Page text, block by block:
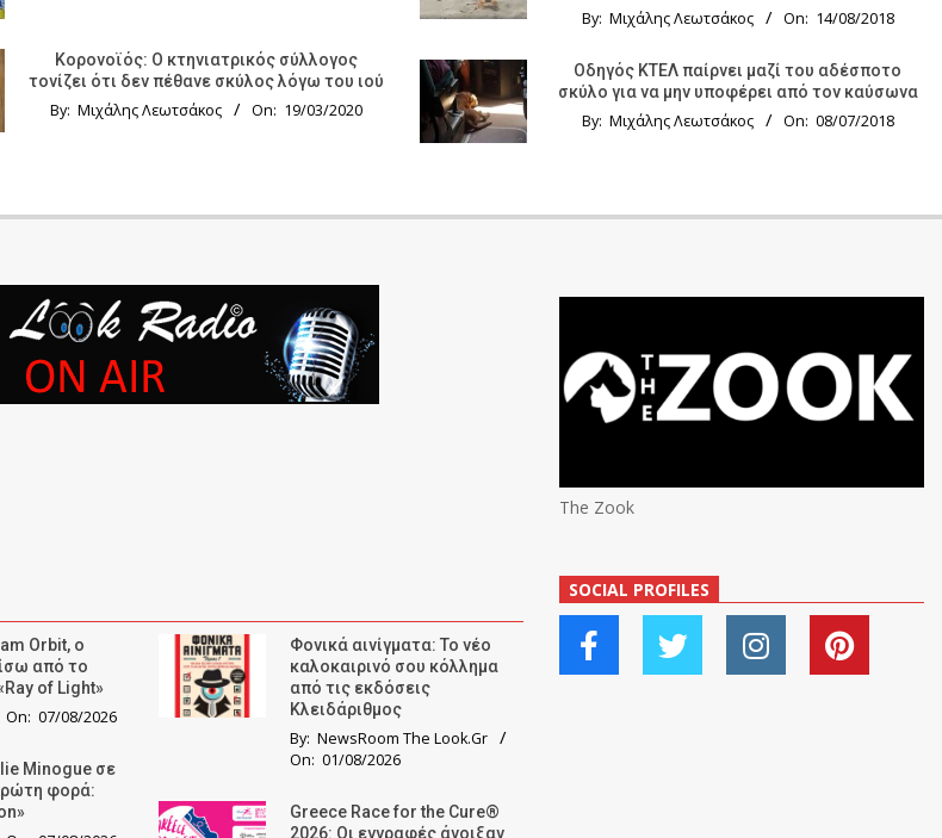
Κορονοϊός: Ο κτηνιατρικός σύλλογος
τονίζει ότι δεν πέθανε σκύλος λόγω του ιού
By: Μιχάλης Λεωτσάκος On: 19/03/2020
By: Μιχάλης Λεωτσάκος On: 14/08/2018
Οδηγός KTΕΛ παίρνει μαζί του αδέσποτο
σκύλο για να μην υποφέρει από τον καύσωνα
By: Μιχάλης Λεωτσάκος On: 08/07/2018
Orbit, ο
από το
of Light»
On: 07/08/2026
Minogue σε
φορά:
Φονικά αινίγματα: Το νέο
καλοκαιρινό σου κόλλημα
από τις εκδόσεις
Κλειδάριθμος
By: NewsRoom The Look.Gr
On: 01/08/2026
Greece Race for the Cure®
2026: Οι εγγραφές άνοιξαν
The Zook
SOCIAL PROFILES